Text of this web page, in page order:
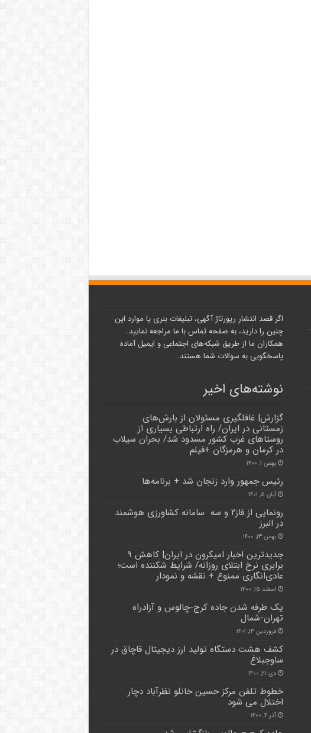
اگر قصد انتشار رپورتاژ آگهی، تبلیغات بنری یا موارد این
چنین را دارید، به صفحه تماس با ما مراجعه نمایید.
همکاران ما از طریق شبکه‌های اجتماعی و ایمیل آماده
پاسخگویی به سوالات شما هستند.
نوشته‌های اخیر
گزارش| غافلگیری مسئولان از بارش‌های
زمستانی در ایران/ راه ارتباطی بسیاری از
روستاها‌ی غرب کشور مسدود شد/ بحران سیلاب
در کرمان و هرمزگان +فیلم
بهمن ۱, ۱۴۰۰
رئیس جمهور وارد زنجان شد + برنامه‌ها
آبان ۵, ۱۴۰۱
رونمایی از فاز۲ و سه سامانه کشاورزی هوشمند
در البرز
بهمن ۱۳, ۱۴۰۰
جدیدترین اخبار امیکرون در ایران| کاهش ۹
برابری نرخ ابتلای روزانه/ شرایط شکننده است؛
عادی‌انگاری ممنوع + نقشه و نمودار
اسفند ۱۵, ۱۴۰۰
یک طرفه شدن جاده کرج-چالوس و آزادراه
تهران-شمال
فروردین ۱۳, ۱۴۰۱
کشف هشت دستگاه تولید ارز دیجیتال قاچاق در
ساوجبلاغ
دی ۲۱, ۱۴۰۰
خطوط تلفن مرکز حسین خانلو نظرآباد دچار
اختلال می شود
آذر ۴, ۱۴۰۰